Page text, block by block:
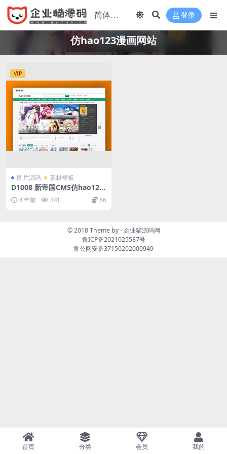
登录
仿hao123漫画网站
VIP
图片源码 素材模板
D1008 新帝国CMS仿hao123
漫画网站模板动态版
4 年前 341 66
© 2018 Theme by -企业猫源码网
鲁ICP备2021025587号
鲁公网安备37150202000949
首页 分类 会员 我的